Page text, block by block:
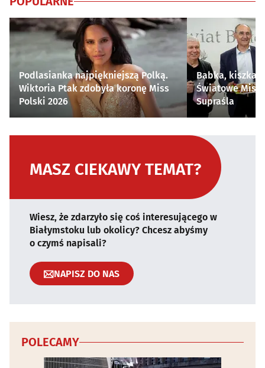
Podlasianka najpiękniejszą Polką.
Wiktoria Ptak zdobyła koronę Miss
Polski 2026
Babka, kiszka i
Światowe
Supraśla
MASZ CIEKAWY TEMAT?
Wiesz, że zdarzyło się coś interesującego w
Białymstoku lub okolicy? Chcesz abyśmy
o czymś napisali?
NAPISZ DO NAS
POLECAMY